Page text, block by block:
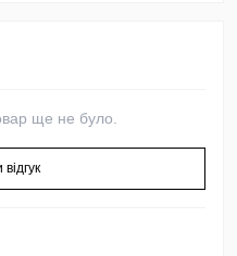
ще не було.